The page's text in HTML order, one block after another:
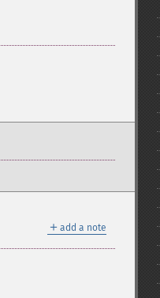
＋ add a note